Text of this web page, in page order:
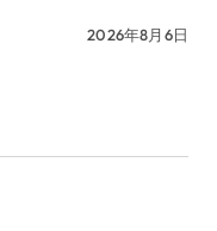
2026年8月6日